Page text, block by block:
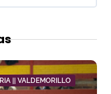
|| VALDEMORILLO